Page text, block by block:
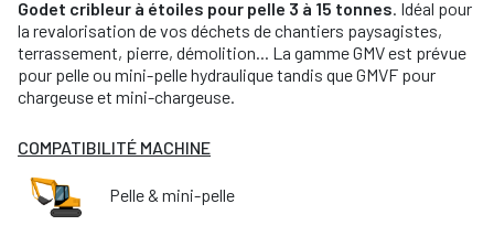
Godet cribleur à étoiles pour pelle 3 à 15 tonnes. Idéal pour
la revalorisation de vos déchets de chantiers paysagistes,
terrassement, pierre, démolition... La gamme GMV est prévue
pour pelle ou mini-pelle hydraulique tandis que GMVF pour
chargeuse et mini-chargeuse.
COMPATIBILITÉ MACHINE
Pelle & mini-pelle